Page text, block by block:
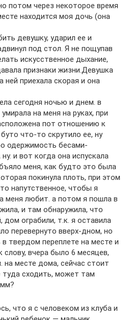
потом через некоторое время
находится моя дочь (она
девушку, ударил ее и
под стол. Я не пощупав
искусственное дыхание,
признаки жизни.Девушка
приехала скорая и она
сегодня ночью и днем. в
на меня на руках, при
пот отношению к
что-то скрутило ее, ну
одержимость бесами-
и вот когда она испускала
меня, как будто это была
покинула плоть, при этом
напутственное, чтобы я
меня любит. а потом я пошла в
и там обнаружила, что
ограбили, т.к. я оставила
перевернуто вверх-дном, но
твердом переплете на месте и
вчера было 6 месяцев,
на месте дома, сейчас стоит
сходить, может там
что я с человеком из клуба и